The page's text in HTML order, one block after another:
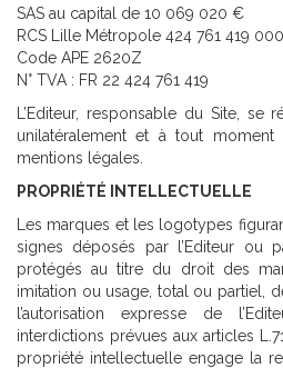
SAS au capital de 10 069 020 €
RCS Lille Métropole 424 761 419
Code APE 2620Z
N° TVA : FR 22 424 761 419
L’Editeur, responsable du Site,
unilatéralement et à tout
mentions légales.
PROPRIÉTÉ INTELLECTUELLE
Les marques et les logotypes
signes déposés par l’Editeur ou
protégés au titre du droit des
imitation ou usage, total ou partiel,
l’autorisation expresse de
interdictions prévues aux articles
propriété intellectuelle engage la